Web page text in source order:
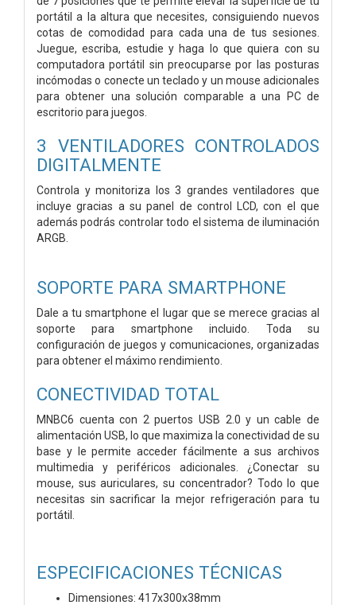
portátil a la altura que necesites, consiguiendo nuevos
cotas de comodidad para cada una de tus sesiones.
Juegue, escriba, estudie y haga lo que quiera con su
computadora portátil sin preocuparse por las posturas
incómodas o conecte un teclado y un mouse adicionales
para obtener una solución comparable a una PC de
escritorio para juegos.
3 VENTILADORES CONTROLADOS
DIGITALMENTE
Controla y monitoriza los 3 grandes ventiladores que
incluye gracias a su panel de control LCD, con el que
además podrás controlar todo el sistema de iluminación
ARGB.
SOPORTE PARA SMARTPHONE
Dale a tu smartphone el lugar que se merece gracias al
soporte para smartphone incluido. Toda su
configuración de juegos y comunicaciones, organizadas
para obtener el máximo rendimiento.
CONECTIVIDAD TOTAL
MNBC6 cuenta con 2 puertos USB 2.0 y un cable de
alimentación USB, lo que maximiza la conectividad de su
base y le permite acceder fácilmente a sus archivos
multimedia y periféricos adicionales. ¿Conectar su
mouse, sus auriculares, su concentrador? Todo lo que
necesitas sin sacrificar la mejor refrigeración para tu
portátil.
ESPECIFICACIONES TÉCNICAS
Dimensiones: 417x300x38mm